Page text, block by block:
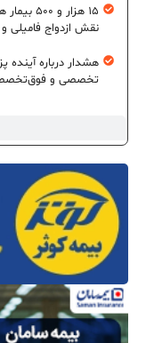
۱۵ هزار
نقش ازدواج فامیلی
تخصصی و